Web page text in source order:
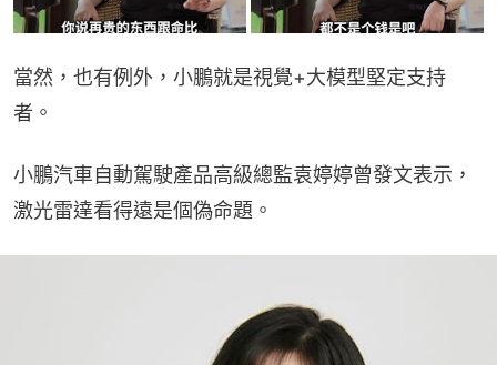
當然，也有例外，小鵬就是視覺+大模型堅定支持
者。
小鵬汽車自動駕駛產品高級總監袁婷婷曾發文表示，
激光雷達看得遠是個偽命題。